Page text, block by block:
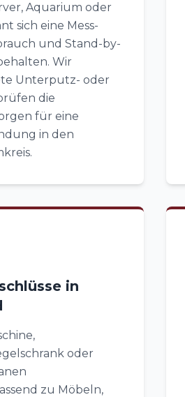
Aquarium oder
sich eine Mess-
und Stand-by-
Wir
Unterputz- oder
die
für eine
in den
in
oder
zu Möbeln,